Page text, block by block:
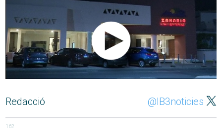
Redacció @IB3noticies
162